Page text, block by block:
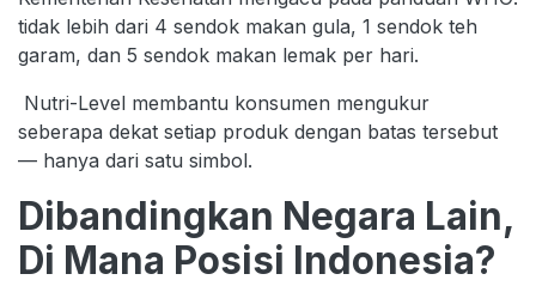
tidak lebih dari 4 sendok makan gula, 1 sendok teh
garam, dan 5 sendok makan lemak per hari.
Nutri-Level membantu konsumen mengukur
seberapa dekat setiap produk dengan batas tersebut
— hanya dari satu simbol.
Dibandingkan Negara Lain,
Di Mana Posisi Indonesia?